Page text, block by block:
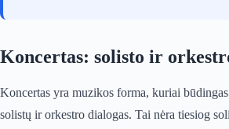
Koncertas: solisto ir
Koncertas yra muzikos forma, kuriai
solistų ir orkestro dialogas. Tai nėra tiesiog